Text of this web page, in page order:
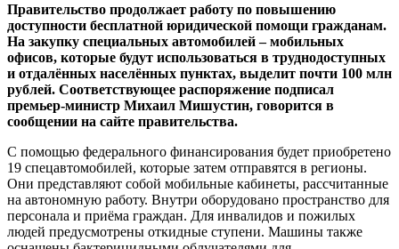
Правительство продолжает работу по повышению
доступности бесплатной юридической помощи гражданам.
На закупку специальных автомобилей – мобильных
офисов, которые будут использоваться в труднодоступных
и отдалённых населённых пунктах, выделит почти 100 млн
рублей. Соответствующее распоряжение подписал
премьер-министр Михаил Мишустин, говорится в
сообщении на сайте правительства.
С помощью федерального финансирования будет приобретено
19 спецавтомобилей, которые затем отправятся в регионы.
Они представляют собой мобильные кабинеты, рассчитанные
на автономную работу. Внутри оборудовано пространство для
персонала и приёма граждан. Для инвалидов и пожилых
людей предусмотрены откидные ступени. Машины также